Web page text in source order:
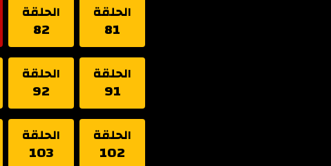
الحلقة
81
الحلقة
82
الحلقة
91
الحلقة
92
الحلقة
102
الحلقة
103